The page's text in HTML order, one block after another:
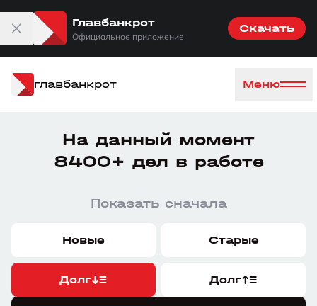
Главбанкрот
Официальное приложение
Скачать
главбанкрот Меню
На данный момент
8400+ дел в работе
Показать сначала
Новые Старые
Долг Долг